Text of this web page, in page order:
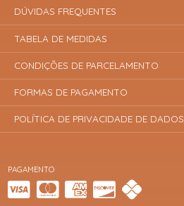
PAGAMENTO
DÚVIDAS FREQUENTES
TABELA DE MEDIDAS
CONDIÇÕES DE PARCELAMENTO
FORMAS DE PAGAMENTO
POLÍTICA DE PRIVACIDADE DE DADOS